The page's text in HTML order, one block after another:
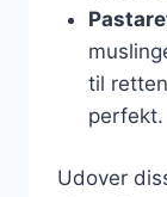
til
perfekt.
Udover